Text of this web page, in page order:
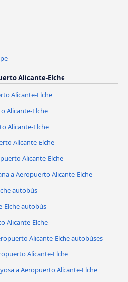
Alicante-Elche
Alicante-Elche
Alicante-Elche
Alicante-Elche
Alicante-Elche
Alicante-Elche
a Aeropuerto Alicante-Elche
autobús
Elche autobús
Alicante-Elche
Alicante-Elche autobúses
Alicante-Elche
a Aeropuerto Alicante-Elche